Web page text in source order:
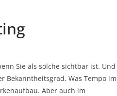
Sie als solche sichtbar ist. Und
Bekanntheitsgrad. Was Tempo im
Aber auch im